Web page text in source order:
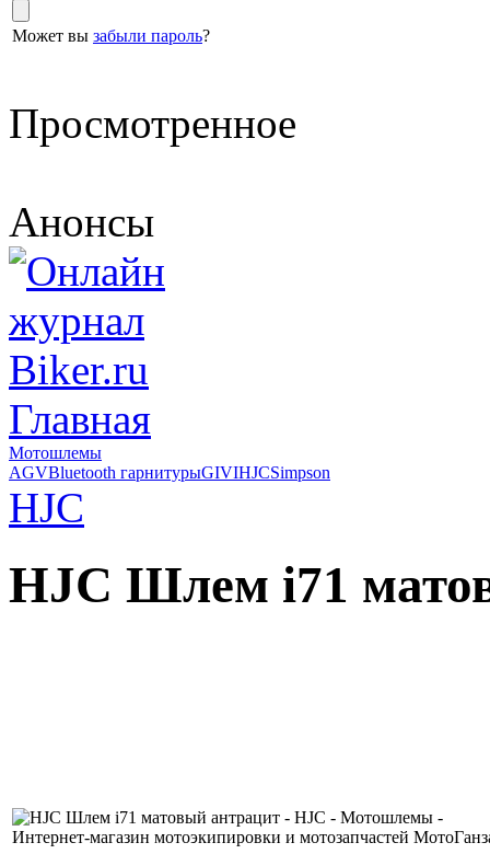
Может вы забыли пароль?
Просмотренное
Анонсы
Главная
Мотошлемы
AGVBluetooth гарнитурыGIVIHJCSimpson
HJC
HJC Шлем i71